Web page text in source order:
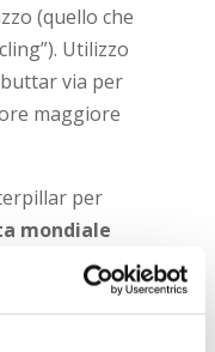
(quello che
Utilizzo
via per
maggiore
per
mondiale